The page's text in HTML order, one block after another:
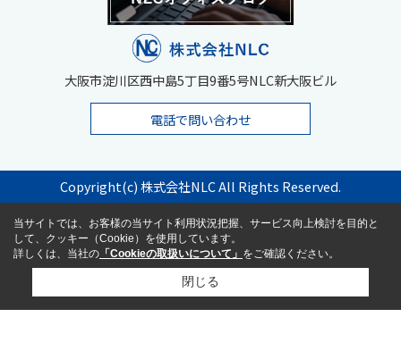
大阪市淀川区西中島5丁目9番5号NLC新大阪ビル
電話で問い合わせ
Copyright(c) 株式会社NLC All Rights Reserved.
当サイトでは、お客様の当サイト利用状況把握、サービス向上検討を目的と
して、クッキー（Cookie）を使用しています。
詳しくは、当社の 「Cookieの取扱いについて」 をご確認ください。
閉じる